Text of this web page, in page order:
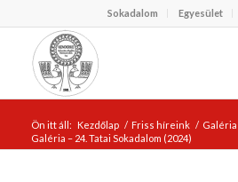
Sokadalom Egyesület
Ön itt áll: Kezdőlap / Friss híreink / Galéria
Galéria – 24. Tatai Sokadalom (2024)